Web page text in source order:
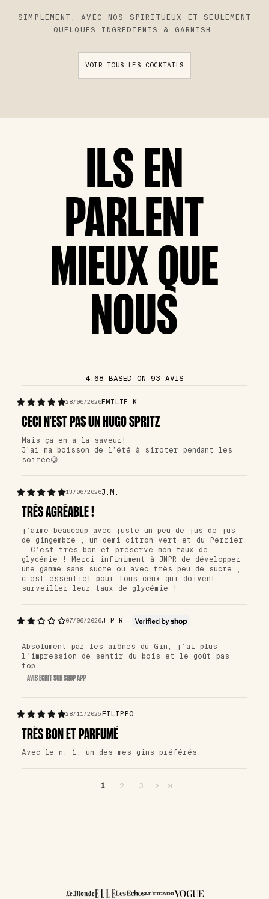
SIMPLEMENT, AVEC NOS SPIRITUEUX ET SEULEMENT
QUELQUES INGRÉDIENTS & GARNISH.
VOIR TOUS LES COCKTAILS
ILS EN
PARLENT
MIEUX QUE
NOUS
4.68 BASED ON 93 AVIS
28/06/2026EMILIE K.
CECI N’EST PAS UN HUGO SPRITZ
Mais ça en a la saveur!
J’ai ma boisson de l’été à siroter pendant les
soirée😉
13/06/2026J.M.
TRÈS AGRÉABLE !
j’aime beaucoup avec juste un peu de jus de jus
de gingembre , un demi citron vert et du Perrier
. C’est très bon et préserve mon taux de
glycémie ! Merci infiniment à JNPR de développer
une gamme sans sucre ou avec très peu de sucre ,
c’est essentiel pour tous ceux qui doivent
surveiller leur taux de glycémie !
07/06/2026J.P.R.
Absolument par les arômes du Gin, j'ai plus
l'impression de sentir du bois et le goût pas
top
AVIS ÉCRIT SUR SHOP APP
28/11/2025FILIPPO
TRÈS BON ET PARFUMÉ
Avec le n. 1, un des mes gins préférés.
1 2 3